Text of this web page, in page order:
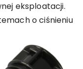
eksploatacji.
o ciśnieniu